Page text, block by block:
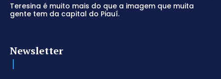
Teresina é muito mais do que a imagem que muita
gente tem da capital do Piauí.
Newsletter